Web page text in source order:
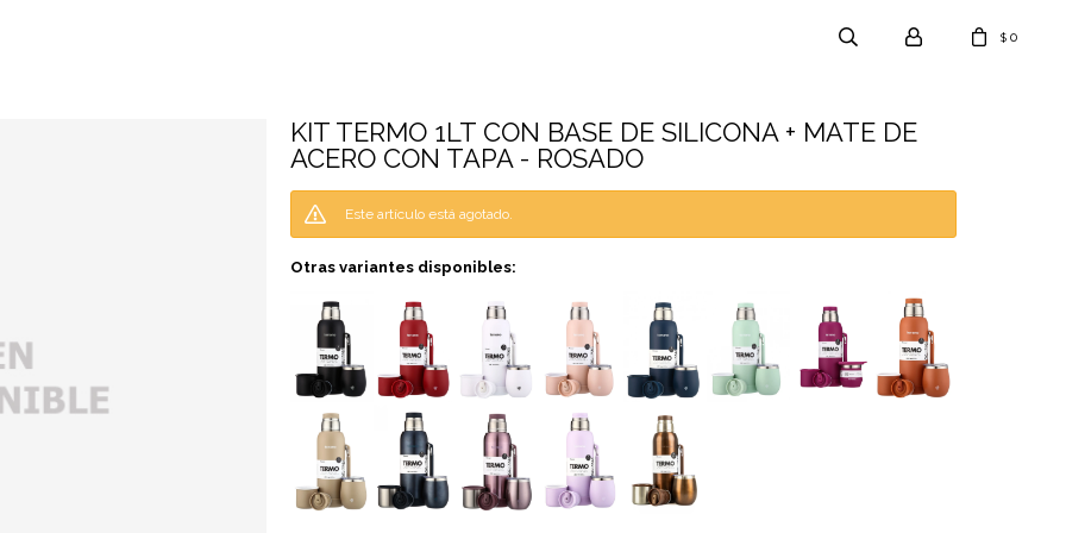
$ 0
KIT TERMO 1LT CON BASE DE SILICONA + MATE DE
ACERO CON TAPA - ROSADO
Este artículo está agotado.
Otras variantes disponibles: